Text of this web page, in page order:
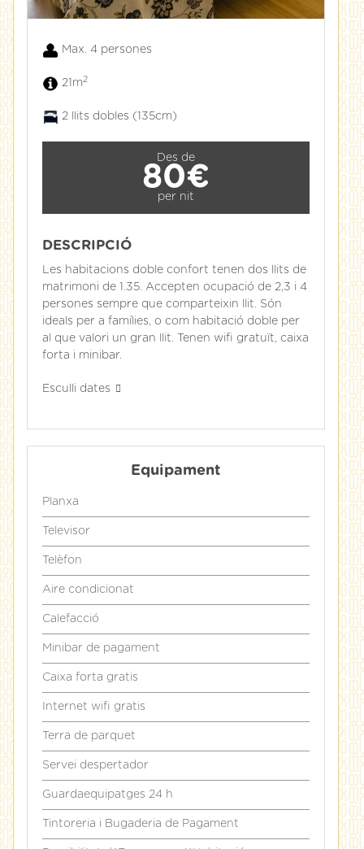
Max. 4 persones
21m2
2 llits dobles (135cm)
Des de
80€
per nit
DESCRIPCIÓ
Les habitacions doble confort tenen dos llits de
matrimoni de 1.35. Accepten ocupació de 2,3 i 4
persones sempre que comparteixin llit. Són
ideals per a famílies, o com habitació doble per
al que valori un gran llit. Tenen wifi gratuït, caixa
forta i minibar.
Esculli dates
Equipament
Planxa
Televisor
Telèfon
Aire condicionat
Calefacció
Minibar de pagament
Caixa forta gratis
Internet wifi gratis
Terra de parquet
Servei despertador
Guardaequipatges 24 h
Tintoreria i Bugaderia de Pagament